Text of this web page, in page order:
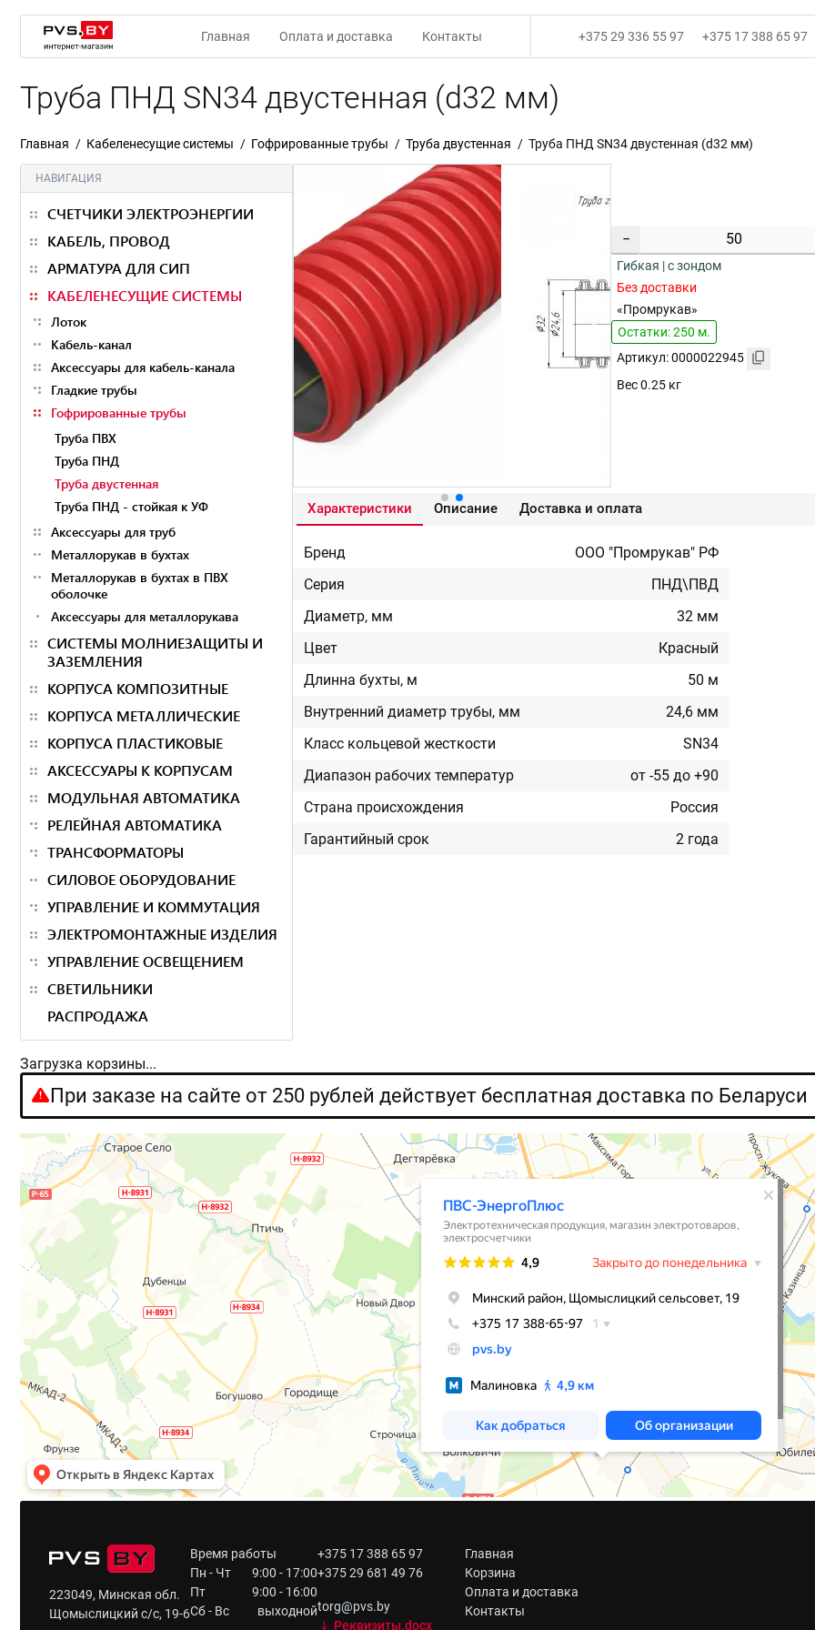
Главная Оплата и доставка Контакты +375 29 336 55 97 +375 17 388 65 97
Труба ПНД SN34 двустенная (d32 мм)
Главная Кабеленесущие системы Гофрированные трубы Труба двустенная Труба ПНД SN34 двустенная (d32 мм)
НАВИГАЦИЯ
СЧЕТЧИКИ ЭЛЕКТРОЭНЕРГИИ
КАБЕЛЬ, ПРОВОД
АРМАТУРА ДЛЯ СИП
КАБЕЛЕНЕСУЩИЕ СИСТЕМЫ
Лоток
Кабель-канал
Аксессуары для кабель-канала
Гладкие трубы
Гофрированные трубы
Труба ПВХ
Труба ПНД
Труба двустенная
Труба ПНД - стойкая к УФ
Аксессуары для труб
Металлорукав в бухтах
Металлорукав в бухтах в ПВХ
оболочке
Аксессуары для металлорукава
СИСТЕМЫ МОЛНИЕЗАЩИТЫ И
ЗАЗЕМЛЕНИЯ
КОРПУСА КОМПОЗИТНЫЕ
КОРПУСА МЕТАЛЛИЧЕСКИЕ
КОРПУСА ПЛАСТИКОВЫЕ
АКСЕССУАРЫ К КОРПУСАМ
МОДУЛЬНАЯ АВТОМАТИКА
РЕЛЕЙНАЯ АВТОМАТИКА
ТРАНСФОРМАТОРЫ
СИЛОВОЕ ОБОРУДОВАНИЕ
УПРАВЛЕНИЕ И КОММУТАЦИЯ
ЭЛЕКТРОМОНТАЖНЫЕ ИЗДЕЛИЯ
УПРАВЛЕНИЕ ОСВЕЩЕНИЕМ
СВЕТИЛЬНИКИ
РАСПРОДАЖА
−
Гибкая | с зондом
Без доставки
«Промрукав»
Остатки: 250 м.
Артикул: 0000022945
Вес 0.25 кг
Характеристики Описание Доставка и оплата
Бренд
ООО "Промрукав" РФ
Серия
ПНД\ПВД
Диаметр, мм
32 мм
Цвет
Красный
Длинна бухты, м
50 м
Внутренний диаметр трубы, мм
24,6 мм
Класс кольцевой жесткости
SN34
Диапазон рабочих температур
от -55 до +90
Страна происхождения
Россия
Гарантийный срок
2 года
Загрузка корзины...
При заказе на сайте от 250 рублей действует бесплатная доставка по Беларуси
223049, Минская обл.
Щомыслицкий с/с, 19-6
Время работы
Пн - Чт
9:00 - 17:00
Пт
9:00 - 16:00
Сб - Вс
выходной
+375 17 388 65 97
+375 29 681 49 76
torg@pvs.by
Реквизиты.docx
Главная
Корзина
Оплата и доставка
Контакты